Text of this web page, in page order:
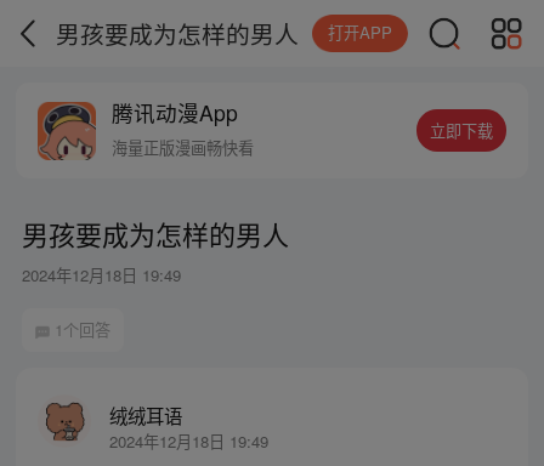
男孩要成为怎样的男人 打开APP
腾讯动漫App
海量正版漫画畅快看
立即下载
男孩要成为怎样的男人
2024年12月18日 19:49
1个回答
绒绒耳语
2024年12月18日 19:49